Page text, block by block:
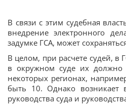
В связи с этим судебная
внедрение электронного
задумке ГСА, может
В целом, при расчете судей, в
в окружном суде их
некоторых регионах,
быть 10. Однако возникает
руководства суда и